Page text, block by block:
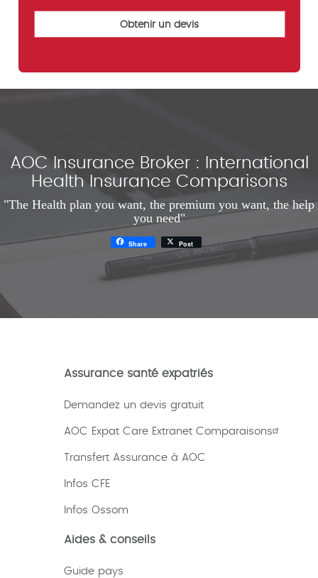
AOC Insurance Broker : International
Health Insurance Comparisons
"The Health plan you want, the premium you want, the help
you need"
Share Post
Assurance santé expatriés
Demandez un devis gratuit
AOC Expat Care Extranet Comparaisons
Transfert Assurance à AOC
Infos CFE
Infos Ossom
Aides & conseils
Guide pays